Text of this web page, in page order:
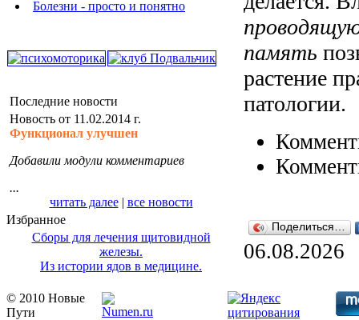
Болезни - просто и понятно
Последние новости
Новость от 11.02.2014 г.
Функционал улучшен
Добавили модули комментариев
...
читать далее| все новости
Избранное
Сборы для лечения щитовидной
железы.
Из истории ядов в медицине.
память
растение
патологии.
Поделиться…
06.08.2026
© 2010 Новые
Пути